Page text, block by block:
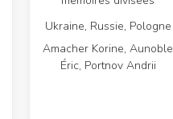
Ukraine, Russie, Pologne
Amacher Korine, Aunoble
Éric, Portnov Andrii